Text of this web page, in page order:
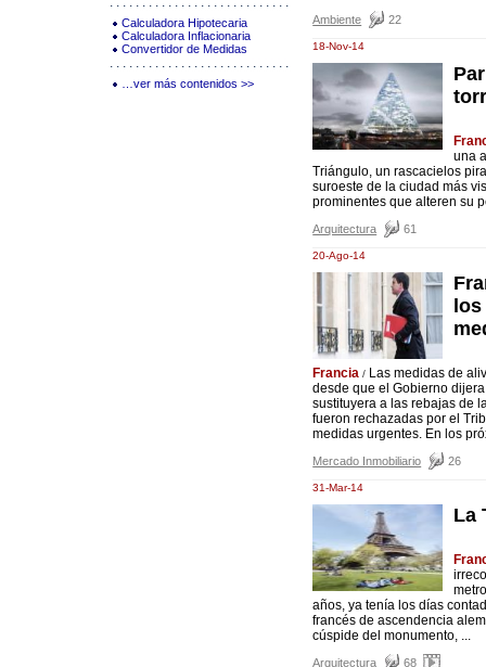
Calculadora Hipotecaria
Calculadora Inflacionaria
Convertidor de Medidas
…ver más contenidos >>
Ambiente 22
18-Nov-14
una
Triángulo, un rascacielos
suroeste de la ciudad más
prominentes que alteren su
Arquitectura 61
20-Ago-14
Francia / Las medidas de
desde que el Gobierno
sustituyera a las rebajas de
fueron rechazadas por el
medidas urgentes. En los
Mercado Inmobiliario 26
31-Mar-14
La
años, ya tenía los días
francés de ascendencia
cúspide del monumento, ...
Arquitectura 68